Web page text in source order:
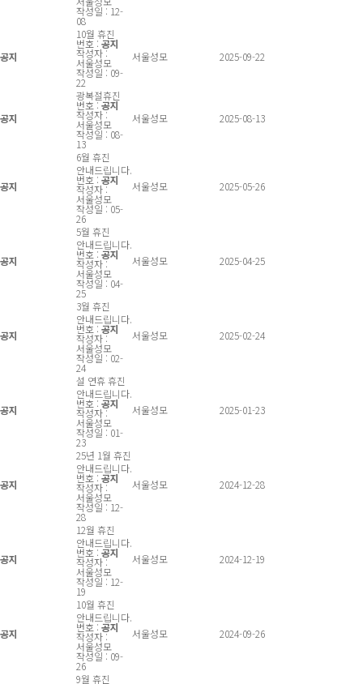
작성일 : 12-
08
공지
10월 휴진
번호 :공지
작성자 :
서울성모
작성일 : 09-
22
서울성모 2025-09-22
공지
광복절휴진
번호 :공지
작성자 :
서울성모
작성일 : 08-
13
서울성모 2025-08-13
공지
6월 휴진
안내드립니다.
번호 : 공지
작성자 :
서울성모
작성일 : 05-
26
서울성모 2025-05-26
공지
5월 휴진
안내드립니다.
번호 : 공지
작성자 :
서울성모
작성일 : 04-
25
서울성모 2025-04-25
공지
3월 휴진
안내드립니다.
번호 : 공지
작성자 :
서울성모
작성일 : 02-
24
서울성모 2025-02-24
공지
설 연휴 휴진
안내드립니다.
번호 : 공지
작성자 :
서울성모
작성일 : 01-
23
서울성모 2025-01-23
공지
25년 1월 휴진
안내드립니다.
번호 : 공지
작성자 :
서울성모
작성일 : 12-
28
서울성모 2024-12-28
공지
12월 휴진
안내드립니다.
번호 : 공지
작성자 :
서울성모
작성일 : 12-
19
서울성모 2024-12-19
공지
10월 휴진
안내드립니다.
번호 : 공지
작성자 :
서울성모
작성일 : 09-
26
서울성모 2024-09-26
9월 휴진